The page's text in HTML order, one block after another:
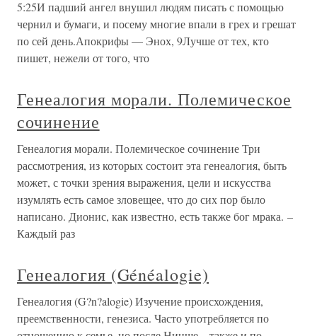
5:25И падший ангел внушил людям писать с помощью
чернил и бумаги, и посему многие впали в грех и грешат
по сей день.Апокрифы — Энох, 9Лучше от тех, кто
пишет, нежели от того, что
Генеалогия морали. Полемическое
сочинение
Генеалогия морали. Полемическое сочинение Три
рассмотрения, из которых состоит эта генеалогия, быть
может, с точки зрения выражения, цели и искусства
изумлять есть самое зловещее, что до сих пор было
написано. Дионис, как известно, есть также бог мрака. –
Каждый раз
Генеалогия (Généalogie)
Генеалогия (G?n?alogie) Изучение происхождения,
преемственности, генезиса. Часто употребляется по